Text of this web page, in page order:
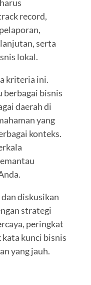
record,
serta
lokal.
kriteria ini.
berbagai bisnis
daerah di
yang
konteks.
diskusikan
strategi
peringkat
kunci bisnis
yang jauh.